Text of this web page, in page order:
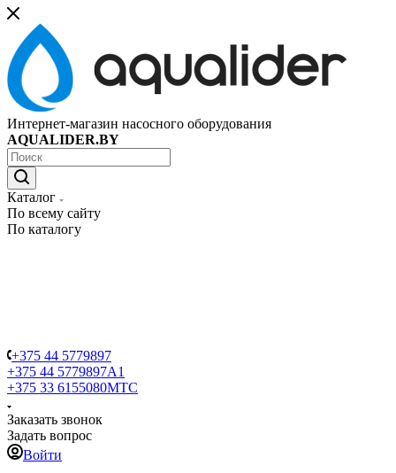
Интернет-магазин насосного оборудования
AQUALIDER.BY
Каталог
По всему сайту
По каталогу
+375 44 5779897
+375 44 5779897A1
+375 33 6155080МТС
Заказать звонок
Задать вопрос
Войти